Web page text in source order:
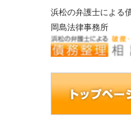
浜松の弁護士による
岡島法律事務所